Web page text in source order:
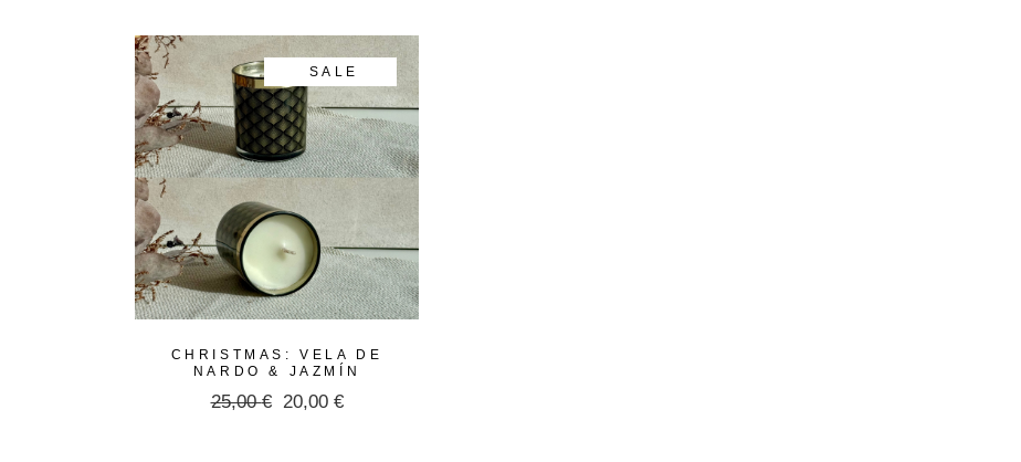
25,00 €.
20,00 €.
SALE
CHRISTMAS: VELA DE
NARDO & JAZMÍN
25,00€ El
20,00 €
El